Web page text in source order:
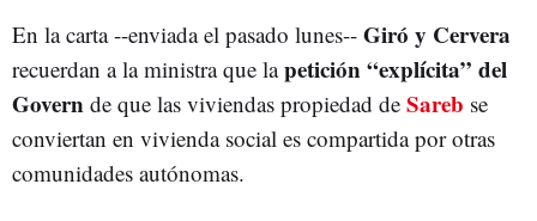
En la carta --enviada el pasado lunes-- Giró y Cervera
recuerdan a la ministra que lapetición “explícita” del
Govern de que las viviendas propiedad de Sareb se
conviertan en vivienda social es compartida por otras
comunidades autónomas.